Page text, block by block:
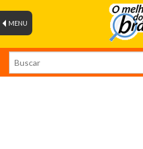
MENU